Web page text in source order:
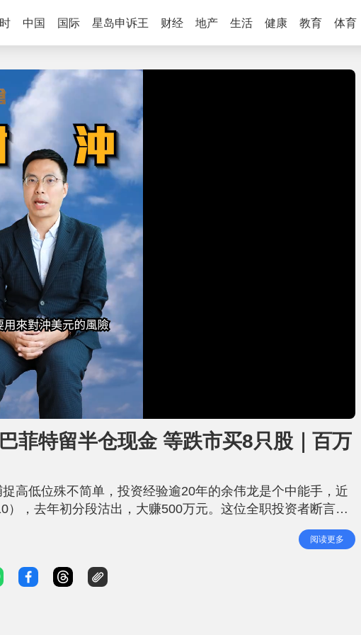
中国 国际 星岛申诉王 财经 地产 生活 健康 教育 体育
菲特留半仓现金 等跌市买8只股｜百万
高低位殊不简单，投资经验逾20年的余伟龙是个中能手，近
，去年初分段沽出，大赚500万元。这位全职投资者断言，
半，个别股票随时重挫七成，若现在有100万元作投资，他会
用对方法、用对市场 曾任证券及金融公司的余伟龙，阅读更多